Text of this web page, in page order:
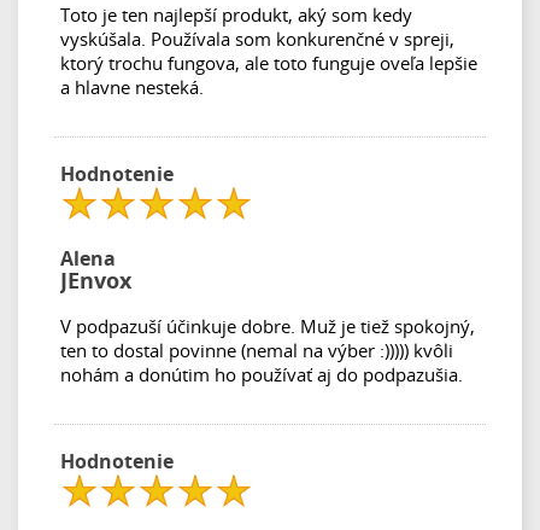
Toto je ten najlepší produkt, aký som kedy
vyskúšala. Používala som konkurenčné v spreji,
ktorý trochu fungova, ale toto funguje oveľa lepšie
a hlavne nesteká.
Hodnotenie
Alena
JEnvox
V podpazuší účinkuje dobre. Muž je tiež spokojný,
ten to dostal povinne (nemal na výber :))))) kvôli
nohám a donútim ho používať aj do podpazušia.
Hodnotenie